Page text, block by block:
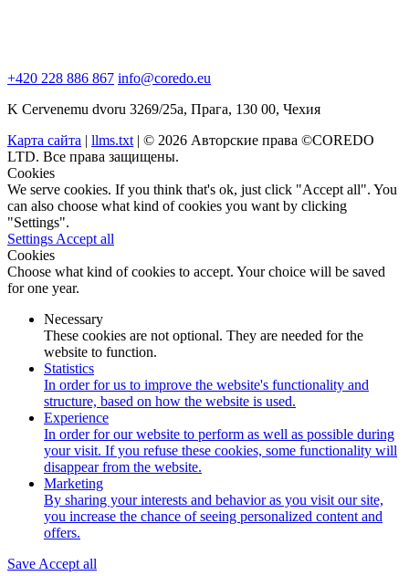
+420 228 886 867 info@coredo.eu
K Cervenemu dvoru 3269/25a, Прага, 130 00, Чехия
Карта сайта | llms.txt | © 2026 Авторские права ©COREDO
LTD. Все права защищены.
Cookies
We serve cookies. If you think that's ok, just click "Accept all". You
can also choose what kind of cookies you want by clicking
"Settings".
Settings Accept all
Cookies
Choose what kind of cookies to accept. Your choice will be saved
for one year.
Necessary
These cookies are not optional. They are needed for the
website to function.
Statistics
In order for us to improve the website's functionality and
structure, based on how the website is used.
Experience
In order for our website to perform as well as possible during
your visit. If you refuse these cookies, some functionality will
disappear from the website.
Marketing
By sharing your interests and behavior as you visit our site,
you increase the chance of seeing personalized content and
offers.
Save Accept all